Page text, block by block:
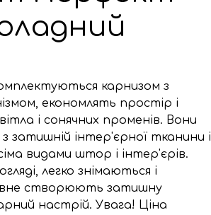
карнизом з
економлять простір і
і сонячних променів. Вони
затишній інтер'єрної тканини і
видами штор і інтер'єрів.
легко знімаються і
створюють затишну
настрій. Увага! Ціна